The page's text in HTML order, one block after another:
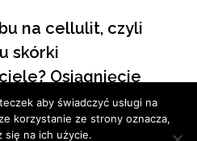
na cellulit, czyli
skórki
Osiągnięcie
możliwe jest
domowej
aby świadczyć usługi na
korzystanie ze strony oznacza,
się na ich użycie.